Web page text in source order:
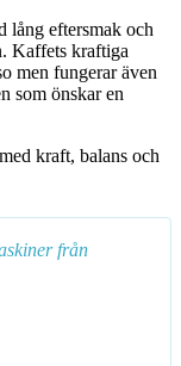
lång eftersmak och
Kaffets kraftiga
men fungerar även
som önskar en
kraft, balans och
från